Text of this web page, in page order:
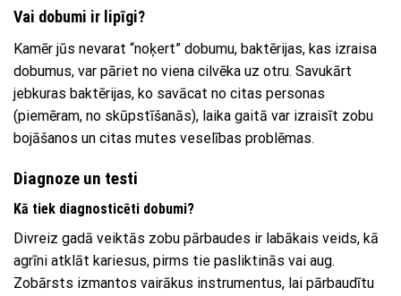
Vai dobumi ir lipīgi?
Kamēr jūs nevarat “noķert” dobumu, baktērijas, kas izraisa
dobumus, var pāriet no viena cilvēka uz otru. Savukārt
jebkuras baktērijas, ko savācat no citas personas
(piemēram, no skūpstīšanās), laika gaitā var izraisīt zobu
bojāšanos un citas mutes veselības problēmas.
Diagnoze un testi
Kā tiek diagnosticēti dobumi?
Divreiz gadā veiktās zobu pārbaudes ir labākais veids, kā
agrīni atklāt kariesus, pirms tie pasliktinās vai aug.
Zobārsts izmantos vairākus instrumentus, lai pārbaudītu